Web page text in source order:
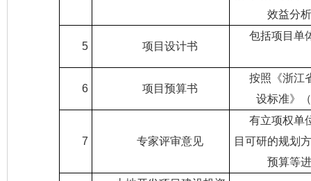
效益分
5 项目设计书
包括项目单
6 项目预算书
按照《浙江
设标准》
7 专家评审意见
有立项权单
目可研的规划
预算等